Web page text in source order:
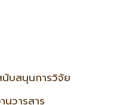
นับสนุนการวิจัย
นวารสาร